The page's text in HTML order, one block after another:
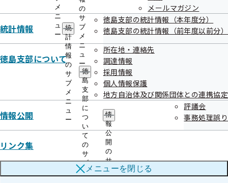
メ
ニ
ュ
ー
の
サ
ブ
メ
ニ
ュ
ー
メールマガジン
統計情報
統
計
情
報
の
サ
ブ
メ
ニ
ュ
ー
徳島支部の統計情報（本年度分）
徳島支部の統計情報（前年度以前分）
徳島支部について
徳
島
支
部
に
つ
い
て
の
サ
ブ
メ
所在地・連絡先
調達情報
採用情報
個人情報保護
地方自治体及び関係団体との連携協定
情報公開
情
報
公
開
の
サ
ブ
メ
評議会
事務処理誤り
リンク集
メニューを閉じる
議事録
令和5年度 第1回徳島支部評議会
令和05年07月19日開催
資料